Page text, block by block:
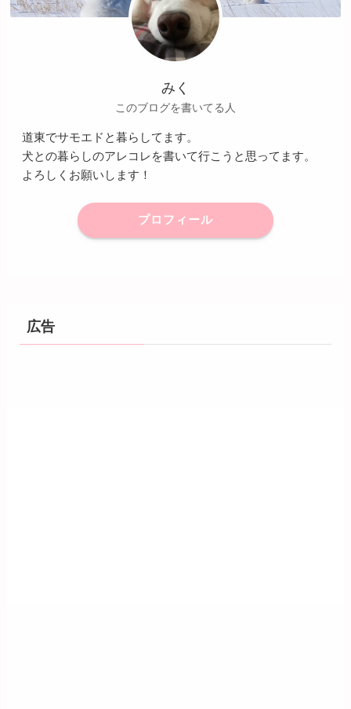
みく
このブログを書いてる人
道東でサモエドと暮らしてます。
犬との暮らしのアレコレを書いて行こうと思ってます。
よろしくお願いします！
プロフィール
広告